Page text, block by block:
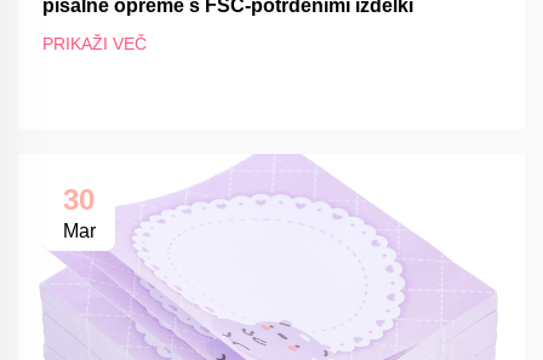
pisalne opreme s FSC-potrdenimi izdelki
PRIKAŽI VEČ
30
Mar